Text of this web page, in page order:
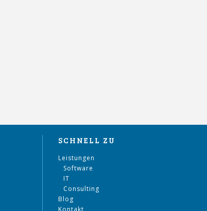
SCHNELL ZU
Leistungen
Software
IT
Consulting
Blog
Kontakt